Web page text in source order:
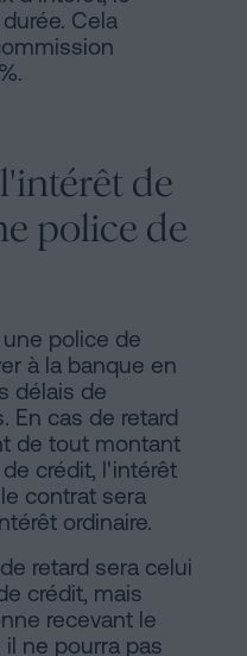
Cela
de
police de
police de
à la banque en
délais de
En cas de retard
de tout montant
crédit, l'intérêt
contrat sera
ordinaire.
retard sera celui
crédit, mais
recevant le
ne pourra pas